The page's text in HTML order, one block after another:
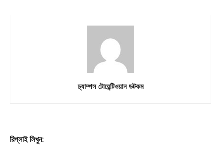
চ্যাম্পস টোয়েন্টিওয়ান ডটকম
রিপ্লাই লিখুন: